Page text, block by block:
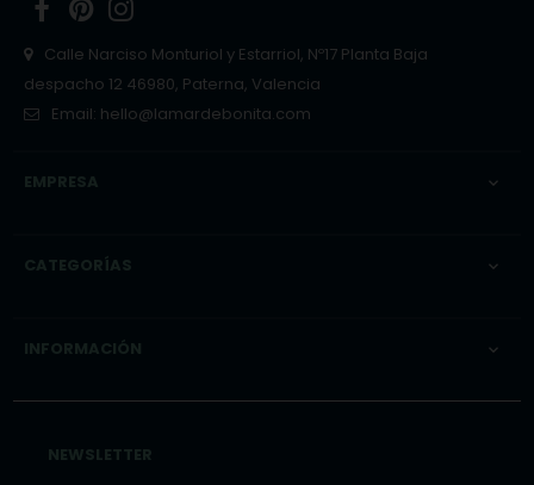
FacebookPinterest
Calle Narciso Monturiol y Estarriol, Nº17 Planta Baja
despacho 12 46980, Paterna, Valencia
Email: hello@lamardebonita.com
EMPRESA 
CATEGORÍAS 
INFORMACIÓN 
NEWSLETTER